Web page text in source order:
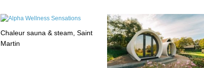
Chaleur sauna & steam, Saint
Martin